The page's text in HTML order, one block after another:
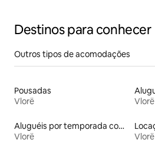
Destinos para conhecer
Outros tipos de acomodações
Pousadas
Vlorë
Vlorë
Aluguéis por temporada com banheira de hidromassagem
Vlorë
Vlorë